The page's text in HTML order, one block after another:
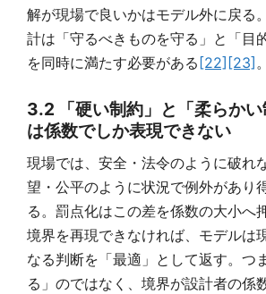
解が現場で良いかはモデル外に戻る
計は「守るべきものを守る」と「目
を同時に満たす必要がある[22][23] 。
3.2 「硬い制約」と「柔らか
は係数でしか表現できない
現場では、安全・法令のように破れ
望・公平のように状況で例外があり
る。罰点化はこの差を係数の大小へ
境界を再現できなければ、モデルは
なる判断を「最適」として返す。つ
る」のではなく、境界が設計者の係